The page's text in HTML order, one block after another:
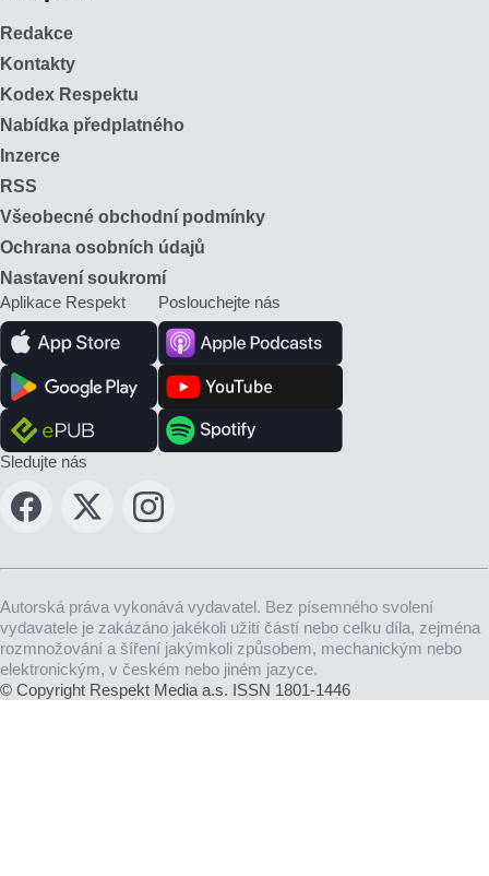
Redakce
Kontakty
Kodex Respektu
Nabídka předplatného
Inzerce
RSS
Všeobecné obchodní podmínky
Ochrana osobních údajů
Nastavení soukromí
Aplikace Respekt
Poslouchejte nás
Sledujte nás
Autorská práva vykonává vydavatel. Bez písemného svolení
vydavatele je zakázáno jakékoli užití částí nebo celku díla, zejména
rozmnožování a šíření jakýmkoli způsobem, mechanickým nebo
elektronickým, v českém nebo jiném jazyce.
© Copyright Respekt Media a.s. ISSN 1801-1446